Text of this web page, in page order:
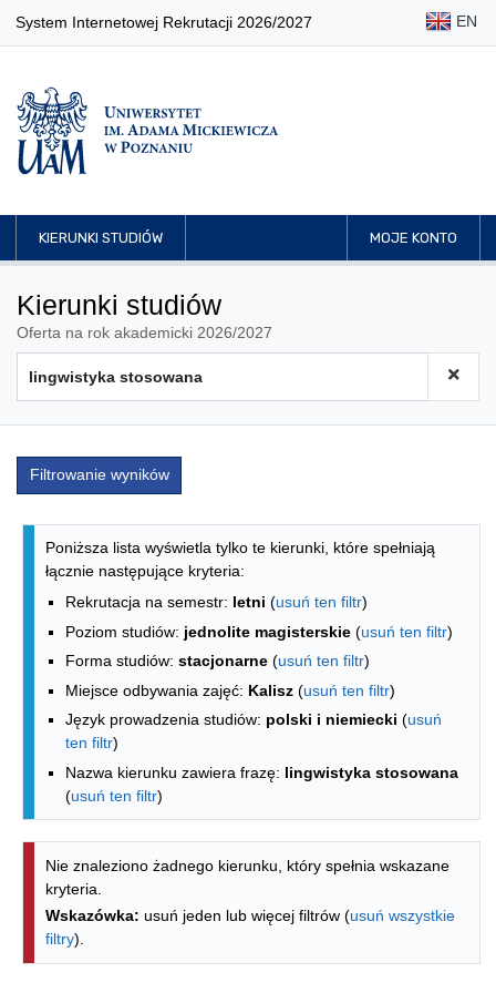
System Internetowej Rekrutacji 2026/2027 EN
KIERUNKI STUDIÓW MOJE KONTO
Kierunki studiów
Oferta na rok akademicki 2026/2027
Filtrowanie wyników
Lista kierunków - spis według
Poniższa lista wyświetla tylko te kierunki, które spełniają
łącznie następujące kryteria:
Rekrutacja na semestr: letni (usuń ten filtr)
Poziom studiów: jednolite magisterskie (usuń ten filtr)
Forma studiów: stacjonarne (usuń ten filtr)
Miejsce odbywania zajęć: Kalisz (usuń ten filtr)
Język prowadzenia studiów: polski i niemiecki (usuń
ten filtr)
Nazwa kierunku zawiera frazę: lingwistyka stosowana
(usuń ten filtr)
Nie znaleziono żadnego kierunku, który spełnia wskazane
kryteria.
Wskazówka: usuń jeden lub więcej filtrów (usuń wszystkie
filtry).